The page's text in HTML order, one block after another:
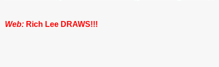
Web: Rich Lee DRAWS!!!